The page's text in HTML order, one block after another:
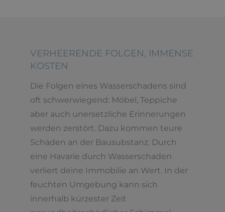
VERHEERENDE FOLGEN, IMMENSE
KOSTEN
Die Folgen eines Wasserschadens sind
oft schwerwiegend: Möbel, Teppiche
aber auch unersetzliche Erinnerungen
werden zerstört. Dazu kommen teure
Schäden an der Bausubstanz. Durch
eine Havarie durch Wasserschaden
verliert deine Immobilie an Wert. In der
feuchten Umgebung kann sich
innerhalb kürzester Zeit